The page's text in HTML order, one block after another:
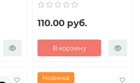
110.00 руб.
В корзину
Новинка